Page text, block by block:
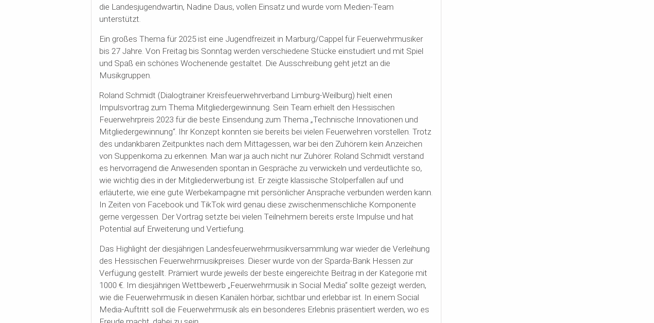
die Landesjugendwartin, Nadine Daus, vollen Einsatz und wurde vom Medien-Team
unterstützt.
Ein großes Thema für 2025 ist eine Jugendfreizeit in Marburg/Cappel für Feuerwehrmusiker
bis 27 Jahre. Von Freitag bis Sonntag werden verschiedene Stücke einstudiert und mit Spiel
und Spaß ein schönes Wochenende gestaltet. Die Ausschreibung geht jetzt an die
Musikgruppen.
Roland Schmidt (Dialogtrainer Kreisfeuerwehrverband Limburg-Weilburg) hielt einen
Impulsvortrag zum Thema Mitgliedergewinnung. Sein Team erhielt den Hessischen
Feuerwehrpreis 2023 für die beste Einsendung zum Thema „Technische Innovationen und
Mitgliedergewinnung“. Ihr Konzept konnten sie bereits bei vielen Feuerwehren vorstellen. Trotz
des undankbaren Zeitpunktes nach dem Mittagessen, war bei den Zuhörern kein Anzeichen
von Suppenkoma zu erkennen. Man war ja auch nicht nur Zuhörer. Roland Schmidt verstand
es hervorragend die Anwesenden spontan in Gespräche zu verwickeln und verdeutlichte so,
wie wichtig dies in der Mitgliederwerbung ist. Er zeigte klassische Stolperfallen auf und
erläuterte, wie eine gute Werbekampagne mit persönlicher Ansprache verbunden werden kann.
In Zeiten von Facebook und TikTok wird genau diese zwischenmenschliche Komponente
gerne vergessen. Der Vortrag setzte bei vielen Teilnehmern bereits erste Impulse und hat
Potential auf Erweiterung und Vertiefung.
Das Highlight der diesjährigen Landesfeuerwehrmusikversammlung war wieder die Verleihung
des Hessischen Feuerwehrmusikpreises. Dieser wurde von der Sparda-Bank Hessen zur
Verfügung gestellt. Prämiert wurde jeweils der beste eingereichte Beitrag in der Kategorie mit
1000 €. Im diesjährigen Wettbewerb „Feuerwehrmusik in Social Media“ sollte gezeigt werden,
wie die Feuerwehrmusik in diesen Kanälen hörbar, sichtbar und erlebbar ist. In einem Social
Media-Auftritt soll die Feuerwehrmusik als ein besonderes Erlebnis präsentiert werden, wo es